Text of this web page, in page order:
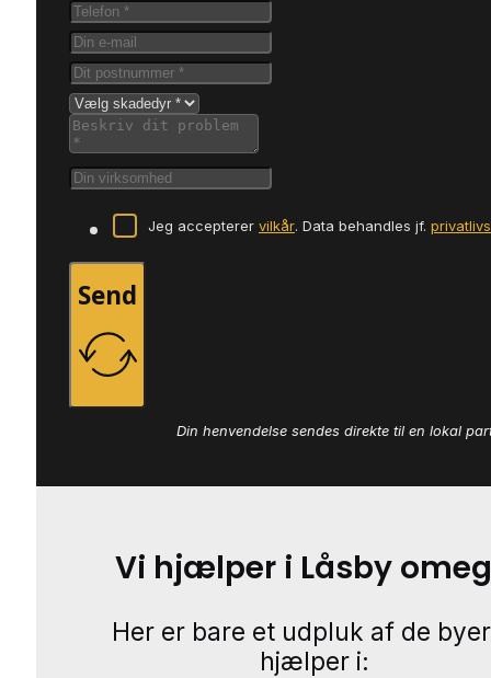
Jeg accepterer vilkår. Data behandles jf.
Send
Din henvendelse sendes direkte til en lokal
Vi hjælper i Låsby
Her er bare et udpluk af de
hjælper i: